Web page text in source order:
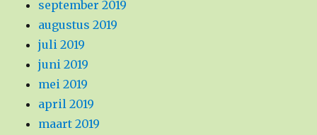
september 2019
augustus 2019
juli 2019
juni 2019
mei 2019
april 2019
maart 2019